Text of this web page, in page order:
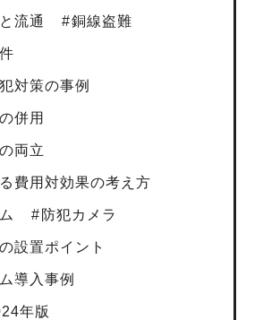
流通 銅線盗難
対策の事例
併用
両立
費用対効果の考え方
防犯カメラ
設置ポイント
導入事例
年版